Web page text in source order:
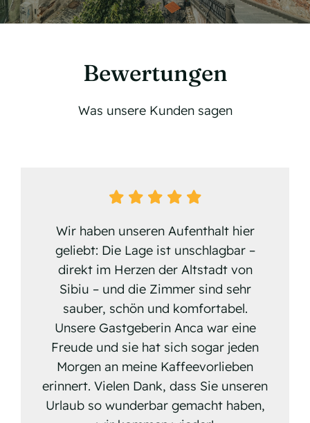
Bewertungen
Was unsere Kunden sagen
Wir haben unseren Aufenthalt hier
geliebt: Die Lage ist unschlagbar –
direkt im Herzen der Altstadt von
Sibiu – und die Zimmer sind sehr
sauber, schön und komfortabel.
Unsere Gastgeberin Anca war eine
Freude und sie hat sich sogar jeden
Morgen an meine Kaffeevorlieben
erinnert. Vielen Dank, dass Sie unseren
Urlaub so wunderbar gemacht haben,